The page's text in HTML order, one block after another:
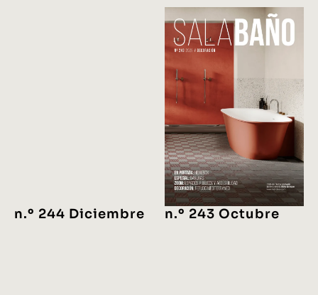
n.º 244 Diciembre n.º 243 Octubre